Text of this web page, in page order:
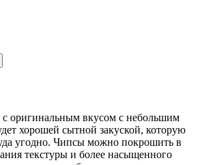
оригинальным вкусом с небольшим
хорошей сытной закуской, которую
угодно. Чипсы можно покрошить в
текстуры и более насыщенного